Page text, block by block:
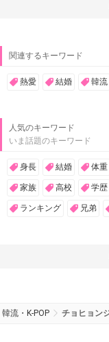
関連するキーワード
熱愛 結婚 韓流
人気のキーワード
いま話題のキーワード
身長 結婚 体重
家族 高校 学歴
ランキング 兄弟